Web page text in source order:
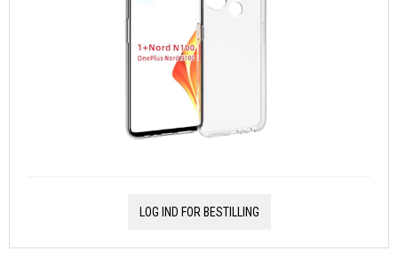
LOG IND FOR BESTILLING